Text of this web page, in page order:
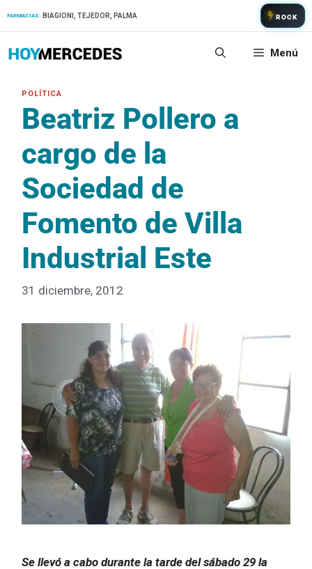
FARMACIAS: BIAGIONI, TEJEDOR, PALMA ROCK
Menú
Beatriz Pollero a
cargo de la
Sociedad de
Fomento de Villa
Industrial Este
31 diciembre, 2012
Se llevó a cabo durante la tarde del sábado 29 la